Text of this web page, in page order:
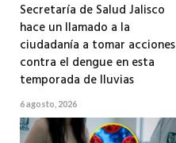
Secretaría de Salud Jalisco
hace un llamado a la
ciudadanía a tomar acciones
contra el dengue en esta
temporada de lluvias
6 agosto, 2026